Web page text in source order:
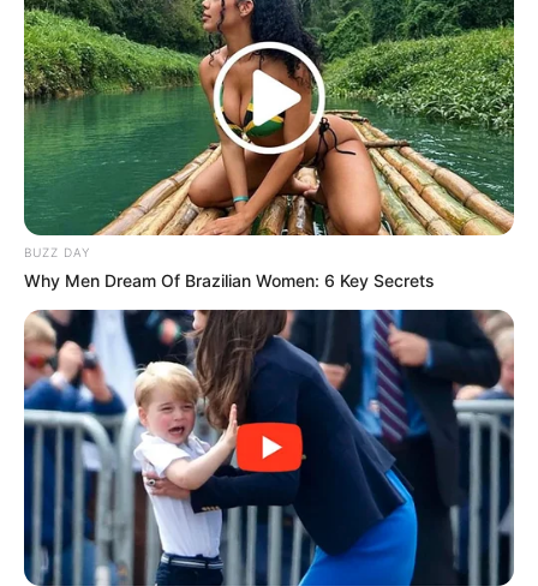
2. Momen berlibur ke Singapura
BUZZ DAY
Why Men Dream Of Brazilian Women: 6 Key Secrets